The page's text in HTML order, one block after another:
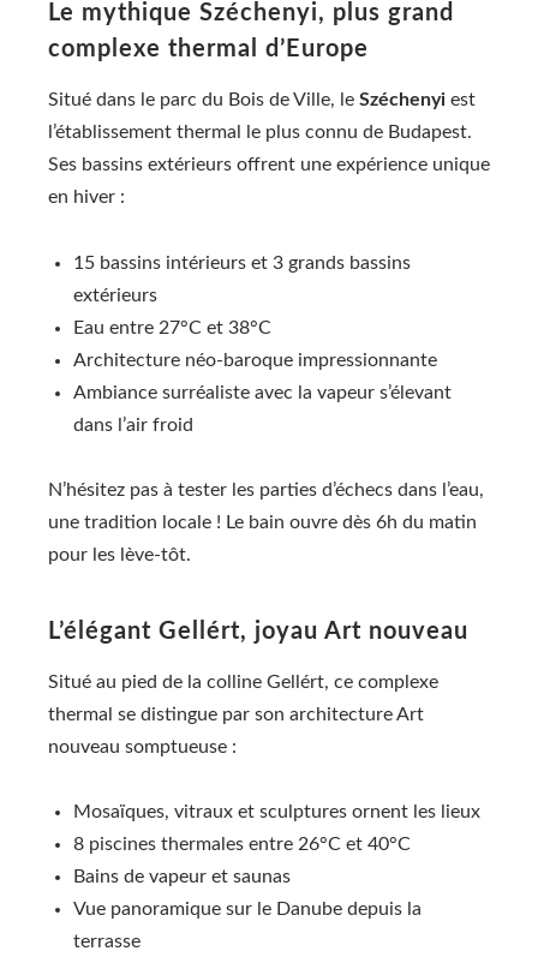
Le mythique Széchenyi, plus grand
complexe thermal d’Europe
Situé dans le parc du Bois de Ville, le Széchenyi est
l’établissement thermal le plus connu de Budapest.
Ses bassins extérieurs offrent une expérience unique
en hiver :
15 bassins intérieurs et 3 grands bassins
extérieurs
Eau entre 27°C et 38°C
Architecture néo-baroque impressionnante
Ambiance surréaliste avec la vapeur s’élevant
dans l’air froid
N’hésitez pas à tester les parties d’échecs dans l’eau,
une tradition locale ! Le bain ouvre dès 6h du matin
pour les lève-tôt.
L’élégant Gellért, joyau Art nouveau
Situé au pied de la colline Gellért, ce complexe
thermal se distingue par son architecture Art
nouveau somptueuse :
Mosaïques, vitraux et sculptures ornent les lieux
8 piscines thermales entre 26°C et 40°C
Bains de vapeur et saunas
Vue panoramique sur le Danube depuis la
terrasse